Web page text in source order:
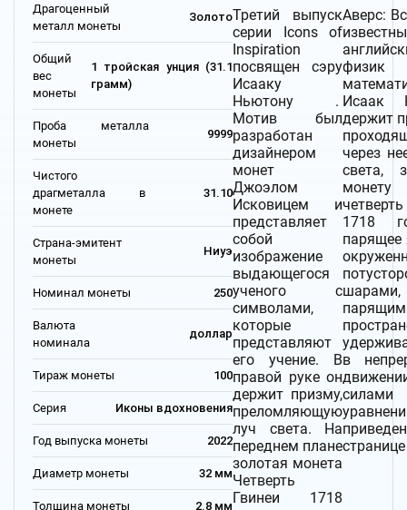
Драгоценный
металл монеты
Золото
Общий
вес
монеты
1 тройская унция (31.1
грамм)
Проба металла
монеты
9999
Чистого
драгметалла в
монете
31.10
Страна-эмитент
монеты
Ниуэ
Номинал монеты 250
Валюта
номинала
доллар
Тираж монеты 100
Серия Иконы вдохновения
Год выпуска монеты 2022
Диаметр монеты 32 мм
Толщина монеты 2.8 мм
Третий выпуск
серии Icons of
Inspiration
посвящен сэру
Исааку
Ньютону .
Мотив был
разработан
дизайнером
монет
Джоэлом
Исковицем и
представляет
собой
изображение
выдающегося
ученого с
символами,
которые
представляют
его учение. В
правой руке он
держит призму,
преломляющую
луч света. На
переднем плане
золотая монета
Четверть
Гвинеи 1718
Аверс:
Исаак
держит
через
света,
1718
парящее
шарами,
в